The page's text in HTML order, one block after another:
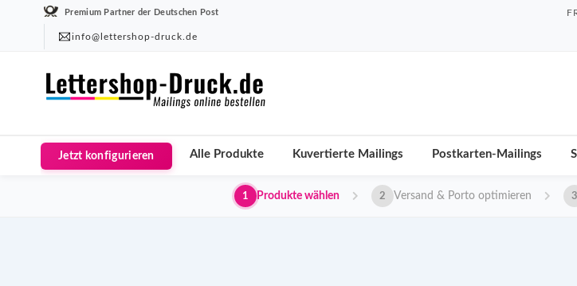
Premium Partner der Deutschen Post
info@lettershop-druck.de
Jetzt konfigurieren Alle Produkte Kuvertierte Mailings Postkarten-Mailings
1 Produkte wählen 2 Versand & Porto optimieren 3